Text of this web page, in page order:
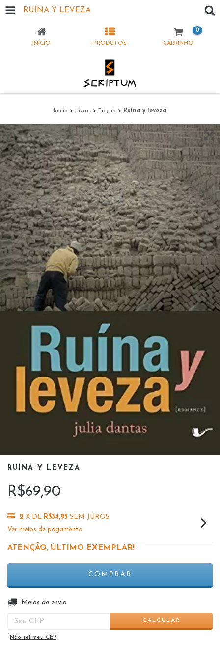
RUÍNA Y LEVEZA
INÍCIO PRODUTOS CARRINHO
0
Início > Livros > Ficção > Ruína y leveza
RUÍNA Y LEVEZA
R$69,90
2 X DE R$34,95 SEM JUROS
Ver meios de pagamento
ATENÇÃO, ÚLTIMO EXEMPLAR!
Entregas para o CEP:
Meios de envio
CALCULAR
Não sei meu CEP